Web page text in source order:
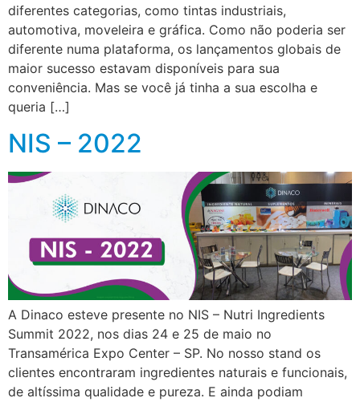
diferentes categorias, como tintas industriais,
automotiva, moveleira e gráfica. Como não poderia ser
diferente numa plataforma, os lançamentos globais de
maior sucesso estavam disponíveis para sua
conveniência. Mas se você já tinha a sua escolha e
queria […]
NIS – 2022
A Dinaco esteve presente no NIS – Nutri Ingredients
Summit 2022, nos dias 24 e 25 de maio no
Transamérica Expo Center – SP. No nosso stand os
clientes encontraram ingredientes naturais e funcionais,
de altíssima qualidade e pureza. E ainda podiam